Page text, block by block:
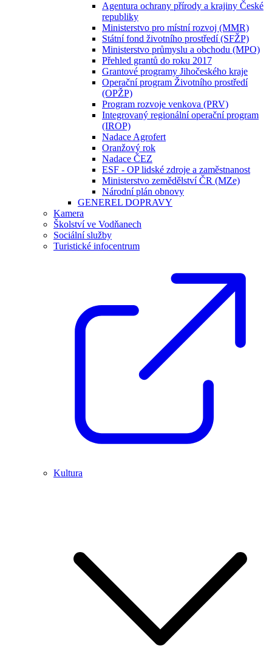
Agentura ochrany přírody a krajiny České
republiky
Ministerstvo pro místní rozvoj (MMR)
Státní fond životního prostředí (SFŽP)
Ministerstvo průmyslu a obchodu (MPO)
Přehled grantů do roku 2017
Grantové programy Jihočeského kraje
Operační program Životního prostředí
(OPŽP)
Program rozvoje venkova (PRV)
Integrovaný regionální operační program
(IROP)
Nadace Agrofert
Oranžový rok
Nadace ČEZ
ESF - OP lidské zdroje a zaměstnanost
Ministerstvo zemědělství ČR (MZe)
Národní plán obnovy
GENEREL DOPRAVY
Kamera
Školství ve Vodňanech
Sociální služby
Turistické infocentrum
Kultura